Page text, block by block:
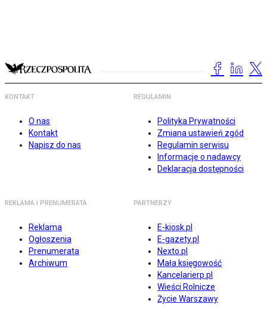
KONTAKT
O nas
Kontakt
Napisz do nas
REGULAMIN
Polityka Prywatności
Zmiana ustawień zgód
Regulamin serwisu
Informacje o nadawcy
Deklaracja dostępności
REKLAMA I PRENUMERATA
Reklama
Ogłoszenia
Prenumerata
Archiwum
PARTNERZY
E-kiosk.pl
E-gazety.pl
Nexto.pl
Mała księgowość
Kancelarierp.pl
Wieści Rolnicze
Życie Warszawy